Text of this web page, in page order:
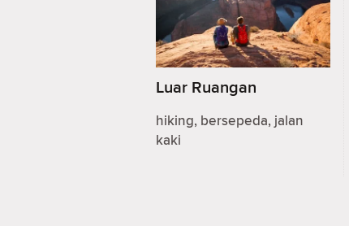
Luar Ruangan
hiking, bersepeda, jalan
kaki